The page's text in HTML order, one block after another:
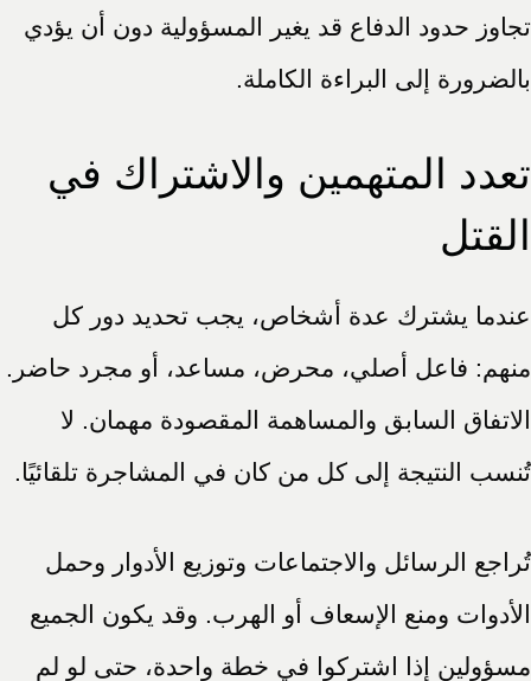
تجاوز حدود الدفاع قد يغير المسؤولية دون أن يؤدي
بالضرورة إلى البراءة الكاملة.
تعدد المتهمين والاشتراك في
القتل
عندما يشترك عدة أشخاص، يجب تحديد دور كل
منهم: فاعل أصلي، محرض، مساعد، أو مجرد حاضر.
الاتفاق السابق والمساهمة المقصودة مهمان. لا
تُنسب النتيجة إلى كل من كان في المشاجرة تلقائيًا.
تُراجع الرسائل والاجتماعات وتوزيع الأدوار وحمل
الأدوات ومنع الإسعاف أو الهرب. وقد يكون الجميع
مسؤولين إذا اشتركوا في خطة واحدة، حتى لو لم